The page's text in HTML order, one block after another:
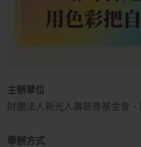
主辦單位
財團法人新光人壽慈善基金會
舉辦方式